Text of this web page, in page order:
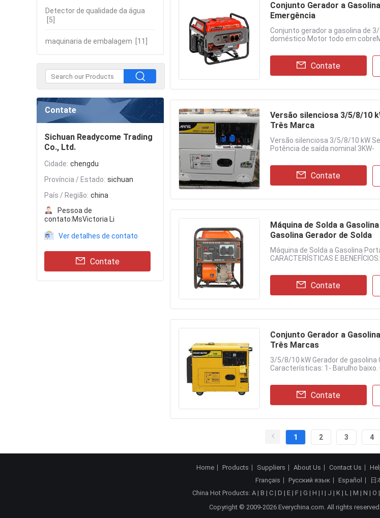
Detector de qualidade da água
[5]
maquinaria de embalagem [11]
Contate
Sichuan Readycome Trading
Co., Ltd.
Cidade: chengdu
Província / Estado: sichuan
País / Região: china
Pessoa de
contato:MsVictoria Li
Ver detalhes de contato
Contate
Conjunto Gerador a
Emergência
Conjunto gerador a gasolina de
doméstico Motor todo em
Contate
Versão silenciosa 3/5/8/10
Três Marca
Versão silenciosa 3/5/8/10 kW
Potência de saída nominal 3KW-
Contate
Máquina de Solda a
Gasolina Gerador de Solda
Máquina de Solda a Gasolina
CARACTERÍSTICAS E
Contate
Conjunto Gerador a
Três Marcas
3/5/8/10 kW Gerador de
Características: 1- Barulho
Contate
1 2 3 4
Home Products Suppliers About Us Contact Us
Français
Русский язык Español 日
China Hot Products: A | B | C | D | E | F | G | H | I | J | K | L | M | N | O |
Copyright © 2009-2026 Everychina.com. All rights